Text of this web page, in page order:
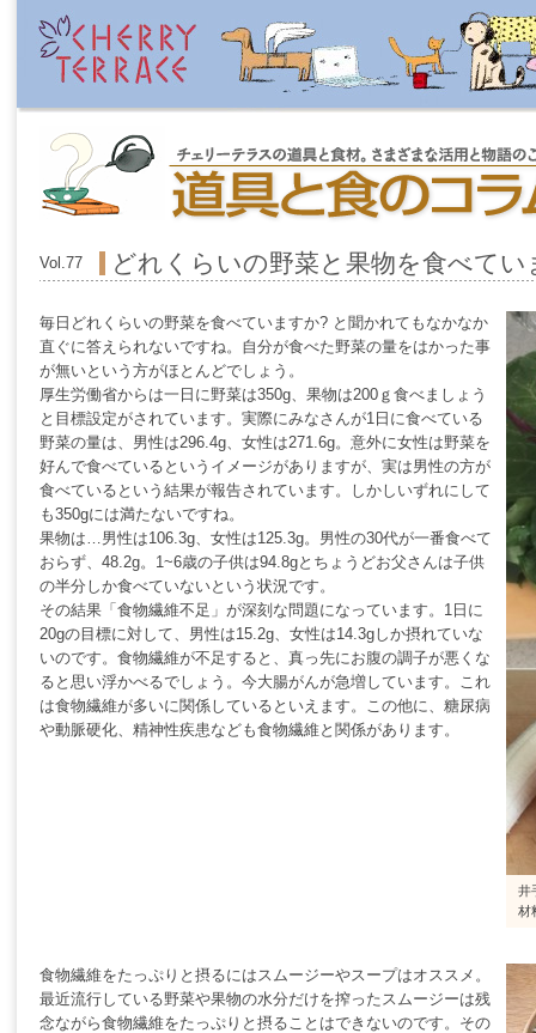
Vol.77 どれくらいの野菜と果物を食べてい
毎日どれくらいの野菜を食べていますか? と聞かれてもなかなか
直ぐに答えられないですね。自分が食べた野菜の量をはかった事
が無いという方がほとんどでしょう。
厚生労働省からは一日に野菜は350g、果物は200ｇ食べましょう
と目標設定がされています。実際にみなさんが1日に食べている
野菜の量は、男性は296.4g、女性は271.6g。意外に女性は野菜を
好んで食べているというイメージがありますが、実は男性の方が
食べているという結果が報告されています。しかしいずれにして
も350gには満たないですね。
果物は…男性は106.3g、女性は125.3g。男性の30代が一番食べて
おらず、48.2g。1~6歳の子供は94.8gとちょうどお父さんは子供
の半分しか食べていないという状況です。
その結果「食物繊維不足」が深刻な問題になっています。1日に
20gの目標に対して、男性は15.2g、女性は14.3gしか摂れていな
いのです。食物繊維が不足すると、真っ先にお腹の調子が悪くな
ると思い浮かべるでしょう。今大腸がんが急増しています。これ
は食物繊維が多いに関係しているといえます。この他に、糖尿病
や動脈硬化、精神性疾患なども食物繊維と関係があります。
井
材
食物繊維をたっぷりと摂るにはスムージーやスープはオススメ。
最近流行している野菜や果物の水分だけを搾ったスムージーは残
念ながら食物繊維をたっぷりと摂ることはできないのです。その